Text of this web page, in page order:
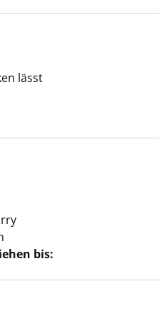
lässt
bis: